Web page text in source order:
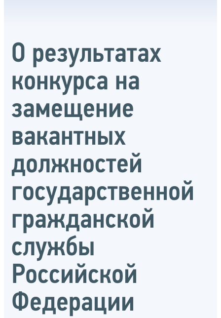
О результатах
конкурса на
замещение
вакантных
должностей
государственной
гражданской
службы
Российской
Федерации